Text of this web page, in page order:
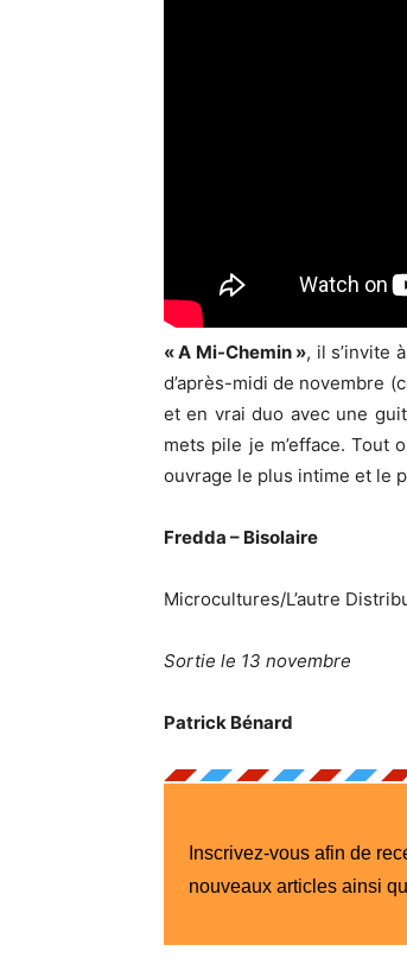
« A Mi-Chemin », il s’invite
d’après-midi de novembre
et en vrai duo avec une
mets pile je m’efface. Tout
ouvrage le plus intime et le
Fredda – Bisolaire
Microcultures/L’autre
Sortie le 13 novembre
Patrick Bénard
Inscrivez-vous afin de
nouveaux articles ainsi